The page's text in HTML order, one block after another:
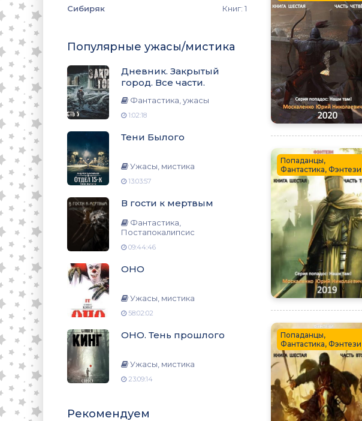
Сибиряк
Книг: 1
Популярные ужасы/мистика
Дневник. Закрытый
город. Все части.
Фантастика, ужасы
1:02:18
Тени Былого
Ужасы, мистика
13:03:57
В гости к мертвым
Фантастика,
Постапокалипсис
09:44:46
ОНО
Ужасы, мистика
58:02:02
ОНО. Тень прошлого
Ужасы, мистика
23:09:14
Рекомендуем
Попаданцы,
Фантастика, Фэнтези
Попаданцы,
Фантастика, Фэнтези